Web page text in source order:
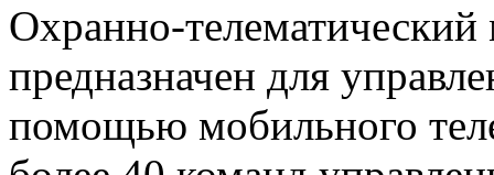
Охранно-
предназначен для
помощью мобильного